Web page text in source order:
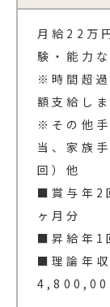
月給22万
験・能力
※時間超
額支給しま
※その他
当、家族
回）他
■賞与年2
ヶ月分
■昇給年1
■理論年